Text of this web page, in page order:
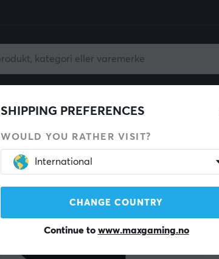
Gamingstol Mobiltilbehør
SHIPPING PREFERENCES
WOULD YOU RATHER VISIT?
International
CHANGE COUNTRY
Continue to www.maxgaming.no